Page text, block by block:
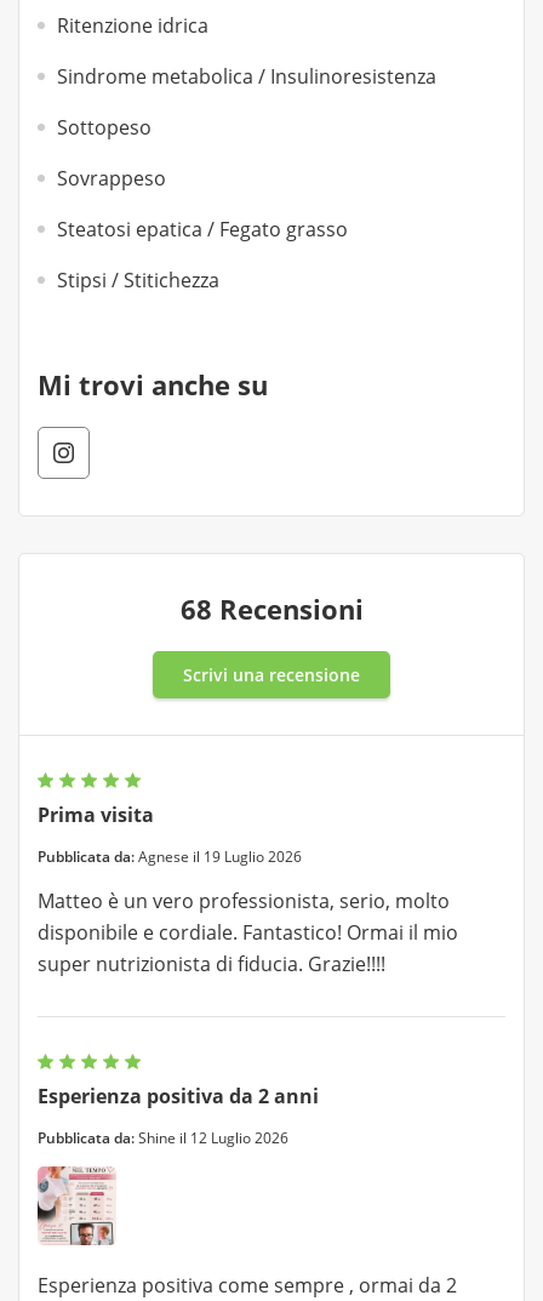
Ritenzione idrica
Sindrome metabolica / Insulinoresistenza
Sottopeso
Sovrappeso
Steatosi epatica / Fegato grasso
Stipsi / Stitichezza
Mi trovi anche su
68 Recensioni
Scrivi una recensione
Prima visita
Pubblicata da:Agnese il 19 Luglio 2026
Matteo è un vero professionista, serio, molto
disponibile e cordiale. Fantastico! Ormai il mio
super nutrizionista di fiducia. Grazie!!!!
Esperienza positiva da 2 anni
Pubblicata da:Shine il 12 Luglio 2026
Esperienza positiva come sempre , ormai da 2